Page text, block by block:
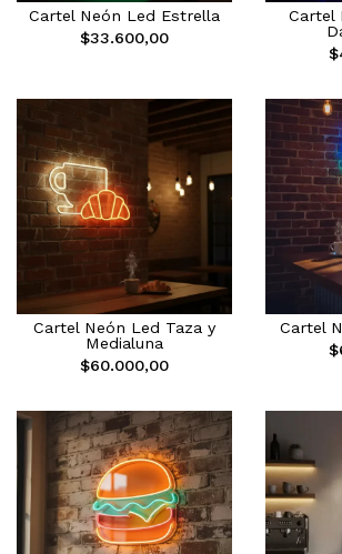
Cartel Neón Led Estrella
$33.600,00
Cartel
Cartel Neón Led Taza y
Medialuna
$60.000,00
Cartel